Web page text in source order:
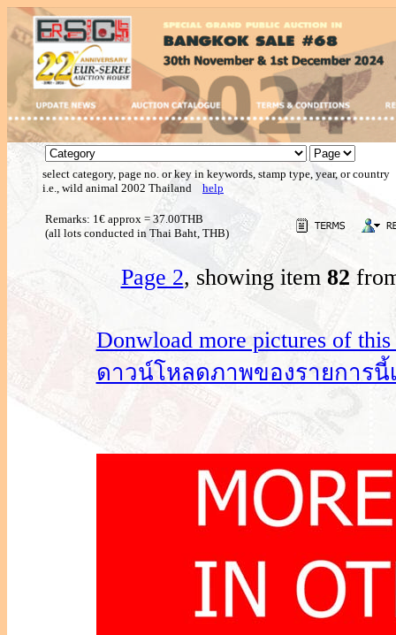
select category, page no. or key in keywords, stamp type, year, or country
i.e., wild animal 2002 Thailand help
Remarks: 1€ approx = 37.00THB
(all lots conducted in Thai Baht, THB)
Page 2, showing item 82
Donwload more pictures of
ดาวน์โหลดภาพของรายการนี้